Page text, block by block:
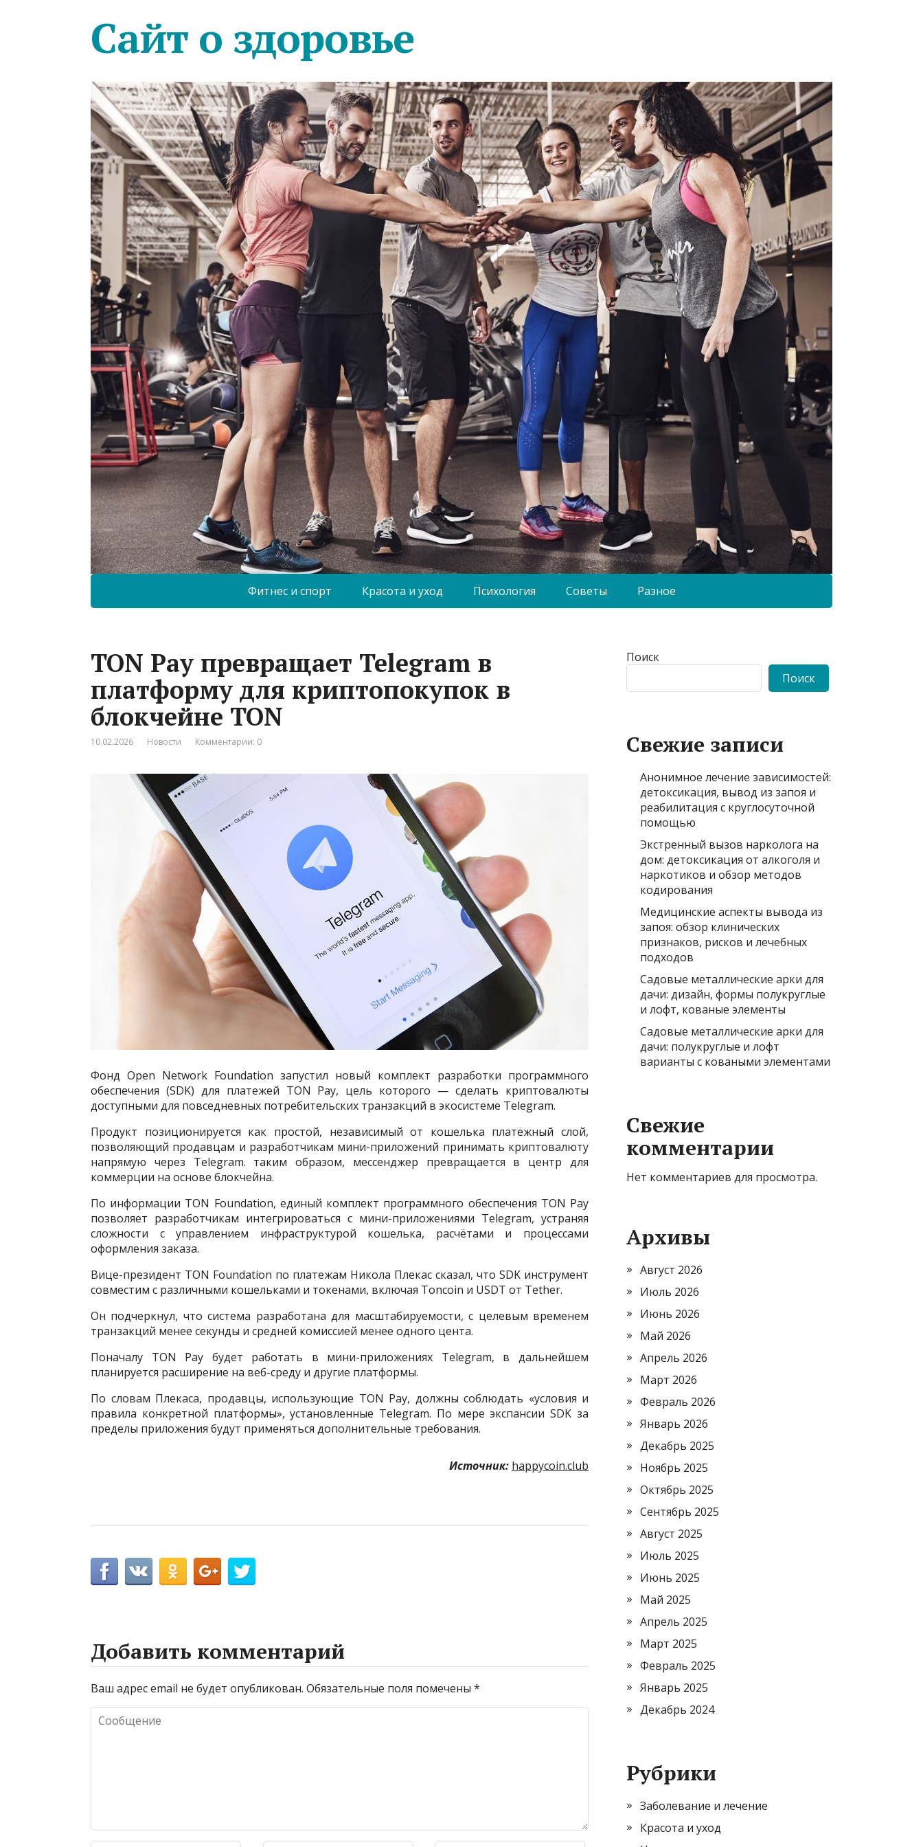
Сайт о здоровье
Фитнес и спорт Красота и уход Психология Советы Разное
TON Pay превращает Telegram в
платформу для криптопокупок в
блокчейне TON
10.02.2026 Новости Комментарии: 0
Фонд Open Network Foundation запустил новый комплект разработки программного
обеспечения (SDK) для платежей TON Pay, цель которого — сделать криптовалюты
доступными для повседневных потребительских транзакций в экосистеме Telegram.
Продукт позиционируется как простой, независимый от кошелька платёжный слой,
позволяющий продавцам и разработчикам мини-приложений принимать криптовалюту
напрямую через Telegram. таким образом, мессенджер превращается в центр для
коммерции на основе блокчейна.
По информации TON Foundation, единый комплект программного обеспечения TON Pay
позволяет разработчикам интегрироваться с мини-приложениями Telegram, устраняя
сложности с управлением инфраструктурой кошелька, расчётами и процессами
оформления заказа.
Вице-президент TON Foundation по платежам Никола Плекас сказал, что SDK инструмент
совместим с различными кошельками и токенами, включая Toncoin и USDT от Tether.
Он подчеркнул, что система разработана для масштабируемости, с целевым временем
транзакций менее секунды и средней комиссией менее одного цента.
Поначалу TON Pay будет работать в мини-приложениях Telegram, в дальнейшем
планируется расширение на веб-среду и другие платформы.
По словам Плекаса, продавцы, использующие TON Pay, должны соблюдать «условия и
правила конкретной платформы», установленные Telegram. По мере экспансии SDK за
пределы приложения будут применяться дополнительные требования.
Источник: happycoin.club
Добавить комментарий
Ваш адрес email не будет опубликован. Обязательные поля помечены *
Поиск
Поиск
Свежие записи
Анонимное лечение зависимостей:
детоксикация, вывод из запоя и
реабилитация с круглосуточной
помощью
Экстренный вызов нарколога на
дом: детоксикация от алкоголя и
наркотиков и обзор методов
кодирования
Медицинские аспекты вывода из
запоя: обзор клинических
признаков, рисков и лечебных
подходов
Садовые металлические арки для
дачи: дизайн, формы полукруглые
и лофт, кованые элементы
Садовые металлические арки для
дачи: полукруглые и лофт
варианты с коваными элементами
Свежие
комментарии
Нет комментариев для просмотра.
Архивы
Август 2026
Июль 2026
Июнь 2026
Май 2026
Апрель 2026
Март 2026
Февраль 2026
Январь 2026
Декабрь 2025
Ноябрь 2025
Октябрь 2025
Сентябрь 2025
Август 2025
Июль 2025
Июнь 2025
Май 2025
Апрель 2025
Март 2025
Февраль 2025
Январь 2025
Декабрь 2024
Рубрики
Заболевание и лечение
Красота и уход